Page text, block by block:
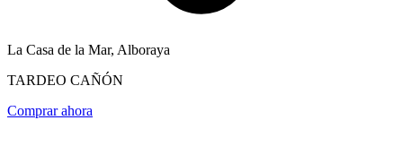
La Casa de la Mar, Alboraya
TARDEO CAÑÓN
Comprar ahora